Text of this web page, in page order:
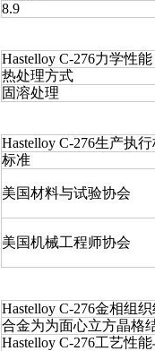
8.9
Hastelloy C-276力学性
热处理方式
固溶处理
Hastelloy C-276生产执
标准
美国材料与试验协会
美国机械工程师协会
Hastelloy C-276金相组
合金为为面心立方晶格
Hastelloy C-276工艺性